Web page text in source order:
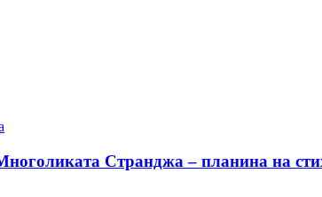
Странджа – планина на